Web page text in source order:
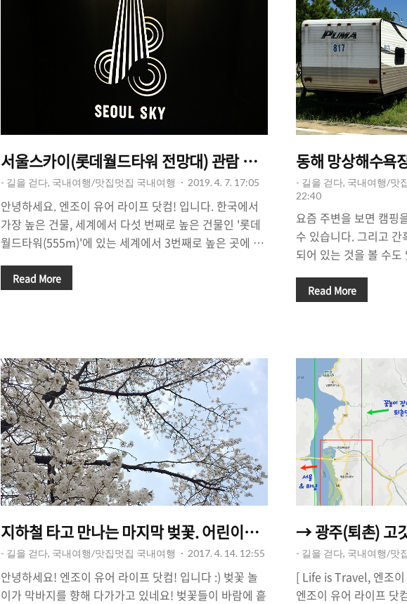
서울스카이(롯데월드타워 전망대) 관람 후기 & 꿀팁과 요금(입장
- 길을 걷다, 국내여행/맛집멋집 국내여행 2019. 4. 7. 17:05
안녕하세요. 엔조이 유어 라이프 닷컴! 입니다. 한국에서
가장 높은 건물, 세계에서 다섯 번째로 높은 건물인 '롯데
월드타워(555m)'에 있는 세계에서 3번째로 높은 곳에 있
하늘을 찌를 듯이 솟아 있는 롯데월드타워를 보면서 전망
전망대 관람을 할 수 있습니다. 아는 것이 힘이다! 롯데월
드타워 전망대 - '서울스카이'- 를 관람하는 방법에 대해서
알고 가면 시간도 아끼고 돈도 아낄 수 있습니다.△ 서울
스카이, 전망대로..
Read More
동해 망상해수욕
- 길을 걷다, 국내여행/맛
22:40
요즘 주변을 보면 캠핑
수 있습니다. 그리고
되어 있는 것을 볼 수
그리고 요즘은 캠핑카,
데요, 저는 '제2오토캠
토캠핑장에는 4인/6인
요.△ 캠핑장을 이용하
약'을 해야한다.당일
루 전부터 취소 수수
Read More
지하철 타고 만나는 마지막 벚꽃. 어린이대공원에 흩날리는 벚꽃 -
- 길을 걷다, 국내여행/맛집멋집 국내여행 2017. 4. 14. 12:55
안녕하세요! 엔조이 유어 라이프 닷컴! 입니다 :) 벚꽃 놀
이가 막바지를 향해 다가가고 있네요! 벚꽃들이 바람에 흩
→ 광주(퇴촌) 고
- 길을 걷다, 국내여행/맛
[ Life is Travel, 엔조
엔조이 유어 라이프 닷